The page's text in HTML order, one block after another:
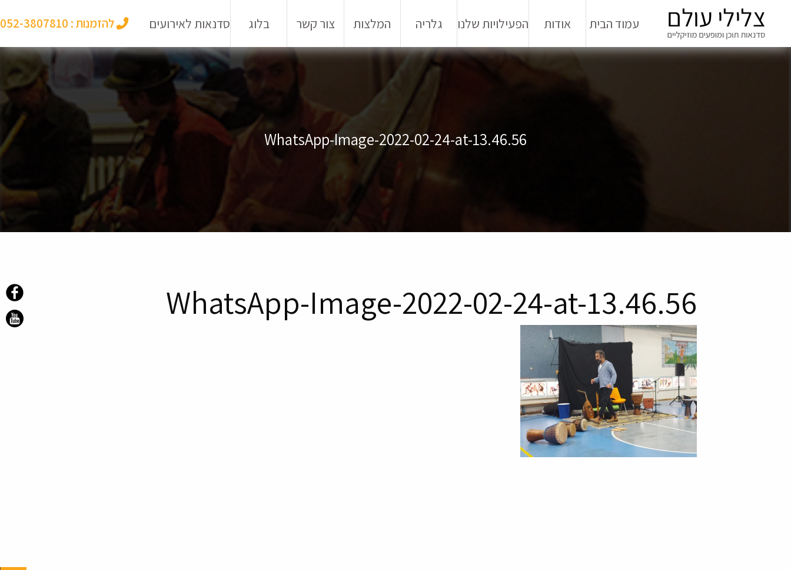
עמוד הבית אודות הפעילויות שלנו גלריה המלצות צור קשר בלוג סדנאות לאירועים להזמנות :
WhatsApp-Image-2022-02-24-at-13.46.56
WhatsApp-Image-2022-02-24-at-13.46.56